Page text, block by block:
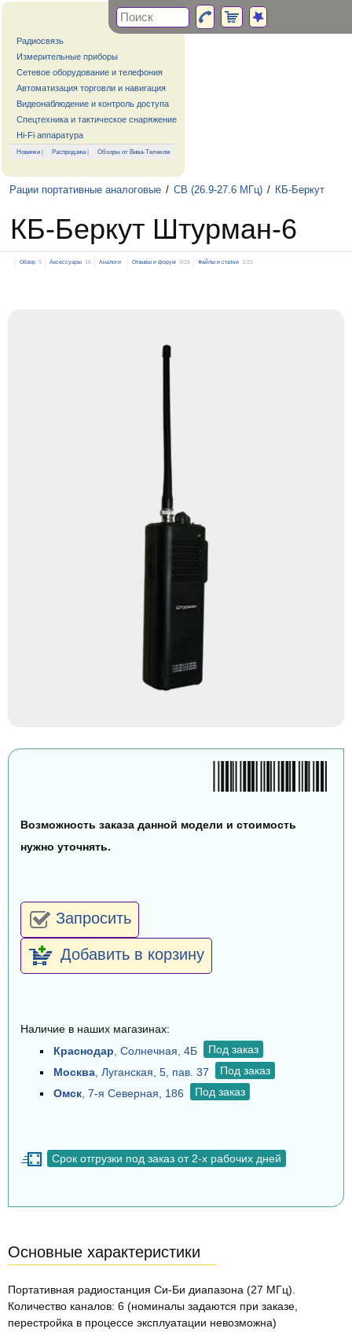
Радиосвязь
Измерительные приборы
Сетевое оборудование и телефония
Автоматизация торговли и навигация
Видеонаблюдение и контроль доступа
Спецтехника и тактическое снаряжение
Hi-Fi аппаратура
Новинки | Распродажа| Обзоры от Вива-Телеком
Рации портативные аналоговые / CB (26.9-27.6 МГц) / КБ-Беркут
КБ-Беркут Штурман-6
Обзор 5 Аксессуары 16 Аналоги Отзывы и форум 0/15 Файлы и статьи 1/21
Возможность заказа данной модели и стоимость
нужно уточнять.
Запросить
Добавить в корзину
Наличие в наших магазинах:
Краснодар , Солнечная, 4Б
Под заказ
Москва , Луганская, 5, пав. 37
Под заказ
Омск , 7-я Северная, 186 Под заказ
Срок отгрузки под заказ от 2-х рабочих дней
Основные характеристики
Портативная радиостанция Си-Би диапазона (27 МГц).
Количество каналов: 6 (номиналы задаются при заказе,
перестройка в процессе эксплуатации невозможна)